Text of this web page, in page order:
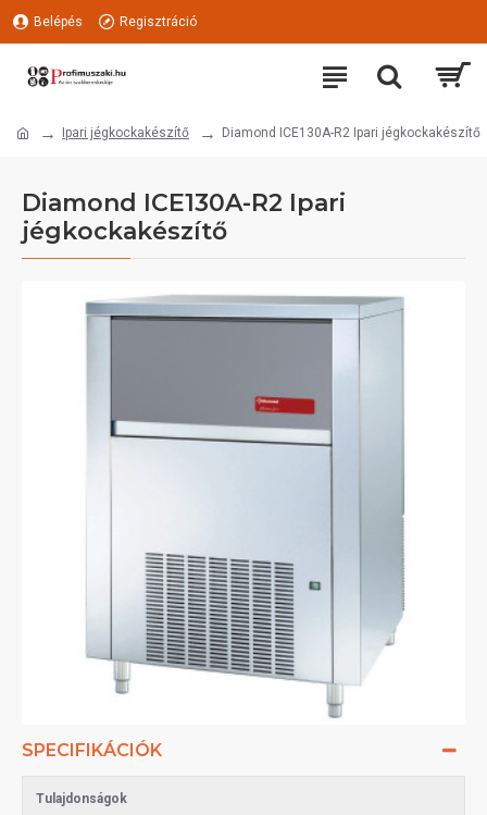
Belépés Regisztráció
Ipari jégkockakészítő Diamond ICE130A-R2 Ipari jégkockakészítő
Diamond ICE130A-R2 Ipari
jégkockakészítő
SPECIFIKÁCIÓK
Tulajdonságok